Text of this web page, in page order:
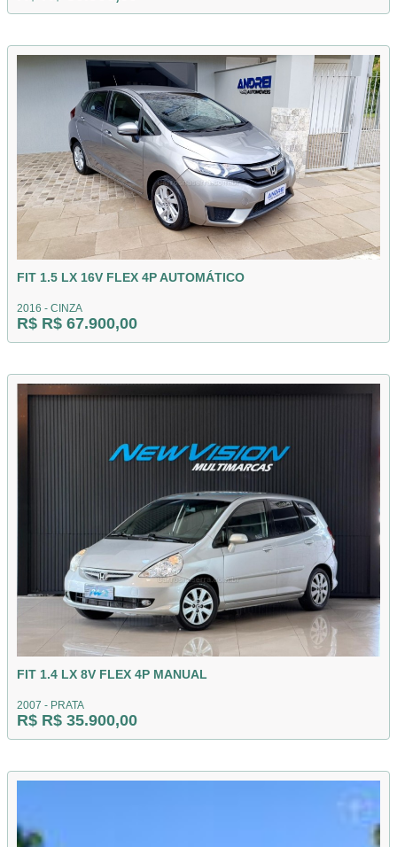
FIT 1.5 LX 16V FLEX 4P AUTOMÁTICO
2016 - CINZA
R$ R$ 67.900,00
FIT 1.4 LX 8V FLEX 4P MANUAL
2007 - PRATA
R$ R$ 35.900,00